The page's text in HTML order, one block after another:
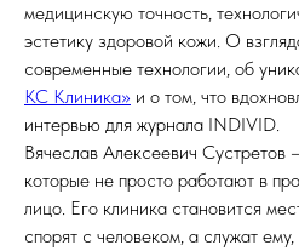
медицинскую точность,
эстетику здоровой кожи. О
современные технологии, об
КС Клиника» и о том, что
интервью для журнала INDIVID.
Вячеслав Алексеевич Сустретов
которые не просто работают в
лицо. Его клиника становится
спорят с человеком, а служат